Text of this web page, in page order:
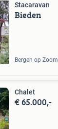
Stacaravan
Bieden
Bergen op Zoom
Chalet
€ 65.000,-